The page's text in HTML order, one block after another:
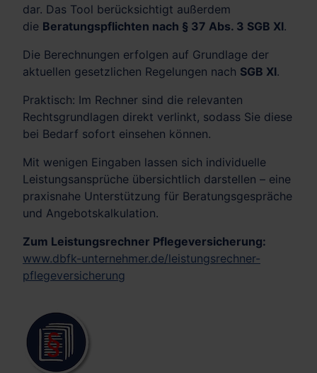
dar. Das Tool berücksichtigt außerdem
die Beratungspflichten nach § 37 Abs. 3 SGB XI.
Die Berechnungen erfolgen auf Grundlage der
aktuellen gesetzlichen Regelungen nach SGB XI.
Praktisch: Im Rechner sind die relevanten
Rechtsgrundlagen direkt verlinkt, sodass Sie diese
bei Bedarf sofort einsehen können.
Mit wenigen Eingaben lassen sich individuelle
Leistungsansprüche übersichtlich darstellen – eine
praxisnahe Unterstützung für Beratungsgespräche
und Angebotskalkulation.
Zum Leistungsrechner Pflegeversicherung:
www.dbfk-unternehmer.de/leistungsrechner-
pflegeversicherung